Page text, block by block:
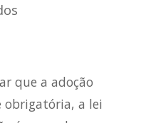
que a adoção
obrigatória, a lei